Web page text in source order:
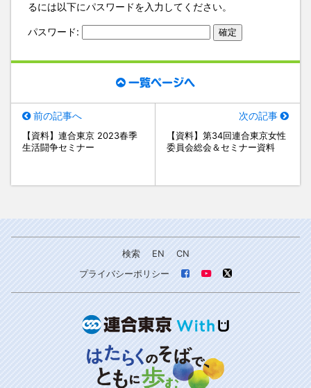
るには以下にパスワードを入力してください。
パスワード:
一覧ページへ
前の記事へ
【資料】連合東京 2023春季
生活闘争セミナー
次の記事
【資料】第34回連合東京女性
委員会総会＆セミナー資料
検索 EN
CN
プライバシーポリシー